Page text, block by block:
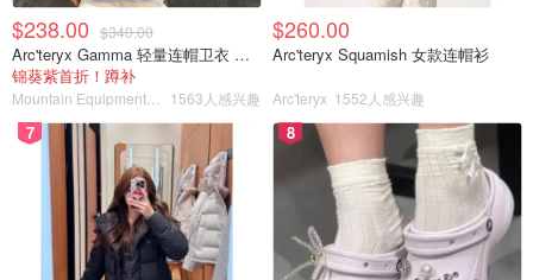
$238.00 $340.00
Arc'teryx Gamma 轻量连帽卫衣 女款
锦葵紫首折！蹲补
1563人感兴趣
$260.00
Arc'teryx Squamish 女款连帽衫
Arc'teryx 1552人感兴趣
7 8